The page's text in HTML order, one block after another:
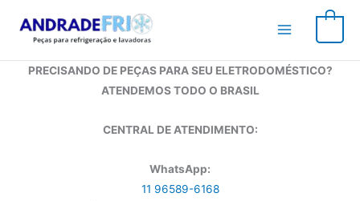
para
conteúdo
PRECISANDO DE PEÇAS PARA SEU ELETRODOMÉSTICO?
ATENDEMOS TODO O BRASIL
CENTRAL DE ATENDIMENTO:
WhatsApp:
11 96589-6168